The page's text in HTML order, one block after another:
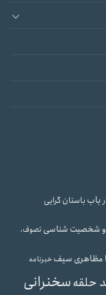
باب باستان گرایی
و شخصیت شناسی تصوف،
مظاهری سیفخبرنامه
حلقهسخنرانی